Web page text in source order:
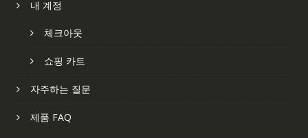
내 계정
체크아웃
쇼핑 카트
자주하는 질문
제품 FAQ